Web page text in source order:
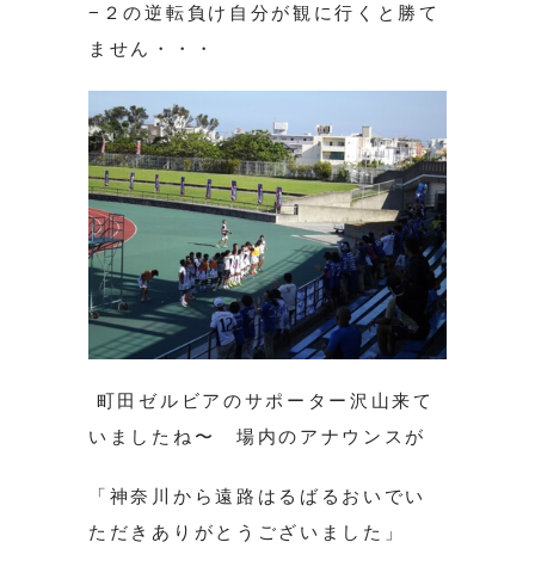
−２の逆転負け自分が観に行くと勝て
ません・・・
町田ゼルビアのサポーター沢山来て
いましたね〜 場内のアナウンスが
「神奈川から遠路はるばるおいでい
ただきありがとうございました」